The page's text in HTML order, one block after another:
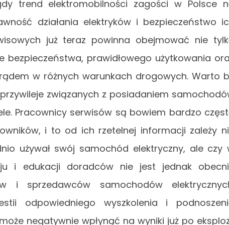
trend elektromobilności zagości w Polsce
działania elektryków i bezpieczeństwo
już teraz powinna obejmować nie
bezpieczeństwa, prawidłowego użytkowania
w różnych warunkach drogowych. Warto
związanych z posiadaniem
Pracownicy serwisów są bowiem bardzo
i to od ich rzetelnej informacji zależy
używał swój samochód elektryczny, ale czy
i edukacji doradców nie jest jednak
i sprzedawców samochodów
odpowiedniego wyszkolenia i
negatywnie wpłynąć na wyniki już po